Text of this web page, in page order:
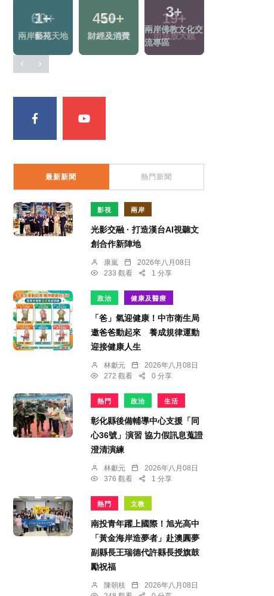
1+
兩岸藝苑天地
450+
財經及消費
3+
兩岸佛教文化交
流專區
最新新聞 熱門新聞
影視 兩岸
光影交融 · 打造漢台AI視聽文
創合作新陣地
康嵐
2026年八月08日
233 觀看
1 分享
政治 健康及醫療
「爸」氣迎健康！中市衛生局
邀爸爸動起來 養成規律運動
迎接健康人生
林獻元
2026年八月08日
272 觀看
0 分享
熱門 政治 生活
彰化縣後備輔導中心支援「同
心36號」演習 協力假訊息蒐證
澄清演練
林獻元
2026年八月08日
376 觀看
1 分享
熱門 文教
南投青年躍上國際！旭光高中
「黃金海岸造夢者」赴澳圓夢
副縣長王瑞德代許縣長授旗鼓
勵祝福
陳朝枝
2026年八月08日